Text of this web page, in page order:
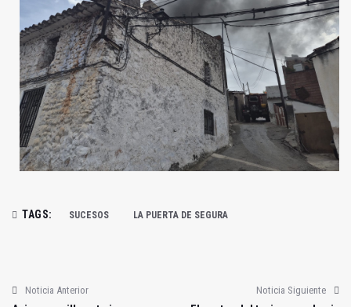
TAGS: SUCESOS LA PUERTA DE SEGURA
Noticia Anterior Noticia Siguiente